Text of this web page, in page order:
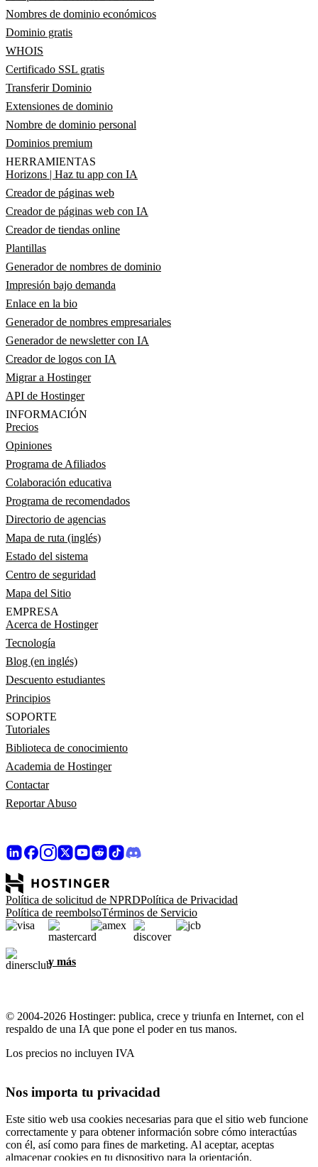
Nombres de dominio económicos
Dominio gratis
WHOIS
Certificado SSL gratis
Transferir Dominio
Extensiones de dominio
Nombre de dominio personal
Dominios premium
HERRAMIENTAS
Horizons | Haz tu app con IA
Creador de páginas web
Creador de páginas web con IA
Creador de tiendas online
Plantillas
Generador de nombres de dominio
Impresión bajo demanda
Enlace en la bio
Generador de nombres empresariales
Generador de newsletter con IA
Creador de logos con IA
Migrar a Hostinger
API de Hostinger
INFORMACIÓN
Precios
Opiniones
Programa de Afiliados
Colaboración educativa
Programa de recomendados
Directorio de agencias
Mapa de ruta (inglés)
Estado del sistema
Centro de seguridad
Mapa del Sitio
EMPRESA
Acerca de Hostinger
Tecnología
Blog (en inglés)
Descuento estudiantes
Principios
SOPORTE
Tutoriales
Biblioteca de conocimiento
Academia de Hostinger
Contactar
Reportar Abuso
Política de solicitud de NPRDPolítica de Privacidad
Política de reembolsoTérminos de Servicio
y más
© 2004-2026 Hostinger: publica, crece y triunfa en Internet, con el
respaldo de una IA que pone el poder en tus manos.
Los precios no incluyen IVA
Nos importa tu privacidad
Este sitio web usa cookies necesarias para que el sitio web funcione
correctamente y para obtener información sobre cómo interactúas
con él, así como para fines de marketing. Al aceptar, aceptas
almacenar cookies en tu dispositivo para la orientación,